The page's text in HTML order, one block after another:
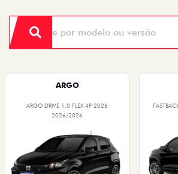
ARGO
ARGO DRIVE 1.0 FLEX 4P 2026
2026/2026